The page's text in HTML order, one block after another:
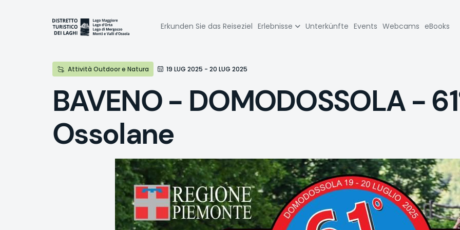
Navigazione
principale
Erkunden Sie das Reiseziel Erlebnisse Unterkünfte Events Webcams eBooks
Attività Outdoor e Natura 19 LUG 2025 - 20 LUG 2025
BAVENO - DOMODOSSOLA -
Ossolane